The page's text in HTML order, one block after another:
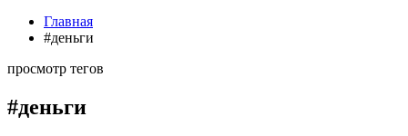
Главная
#деньги
просмотр тегов
#деньги